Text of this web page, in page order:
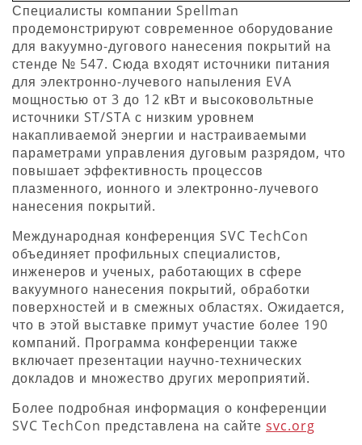
Специалисты компании Spellman
продемонстрируют современное оборудование
для вакуумно-дугового нанесения покрытий на
стенде № 547. Сюда входят источники питания
для электронно-лучевого напыления EVA
мощностью от 3 до 12 кВт и высоковольтные
источники ST/STA с низким уровнем
накапливаемой энергии и настраиваемыми
параметрами управления дуговым разрядом, что
повышает эффективность процессов
плазменного, ионного и электронно-лучевого
нанесения покрытий.
Международная конференция SVC TechCon
объединяет профильных специалистов,
инженеров и ученых, работающих в сфере
вакуумного нанесения покрытий, обработки
поверхностей и в смежных областях. Ожидается,
что в этой выставке примут участие более 190
компаний. Программа конференции также
включает презентации научно-технических
докладов и множество других мероприятий.
Более подробная информация о конференции
SVC TechCon представлена на сайте svc.org